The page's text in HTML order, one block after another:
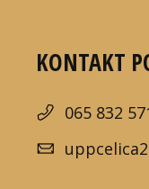
KONTAKT
065 832